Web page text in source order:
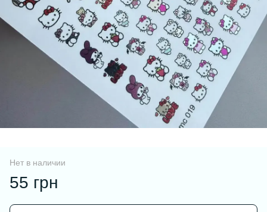
Нет в наличии
55 грн